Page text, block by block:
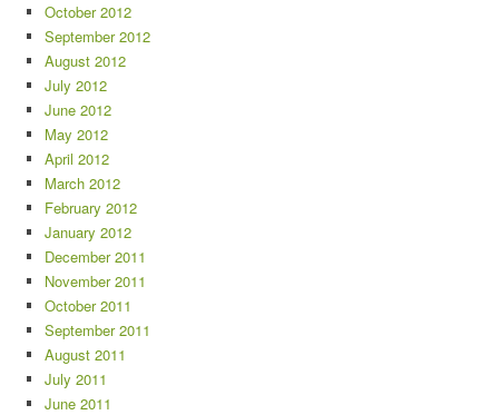
October 2012
September 2012
August 2012
July 2012
June 2012
May 2012
April 2012
March 2012
February 2012
January 2012
December 2011
November 2011
October 2011
September 2011
August 2011
July 2011
June 2011